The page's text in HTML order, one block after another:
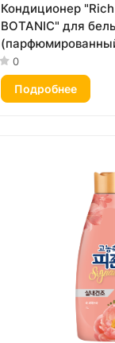
Кондиционер
BOTANIC" для
концентрат с
букет») 1,6 л,
крышкой
0
Подробнее